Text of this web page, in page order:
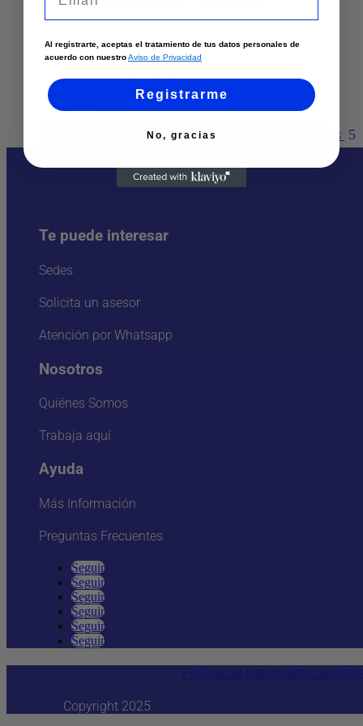
Teléfono:3103547166
Dirección:Mz 59 29
Ver más
Te puede interesar
Sedes
Solicita un asesor
Atención por Whatsapp
Nosotros
Quiénes Somos
Trabaja aquí
Ayuda
Más Información
Preguntas Frecuentes
Seguir
Seguir
Seguir
Seguir
Seguir
Seguir
Política de tratamiento de
Copyright 2025
Al registrarte, aceptas el tratamiento de tus datos personales de
acuerdo con nuestroAviso de Privacidad
Registrarme
No, gracias